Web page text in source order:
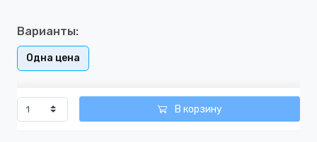
Варианты:
Одна цена
В корзину